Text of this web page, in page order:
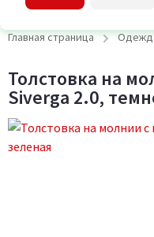
Главная страница
Толстовка на
Siverga 2.0,